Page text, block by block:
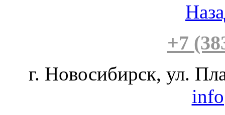
+7
г. Новосибирск, ул.